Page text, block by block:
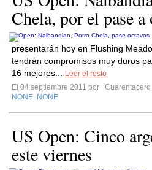
Chela, por el pase a
presentarán hoy en Flushing
tendrán compromisos muy duros
16 mejores...
Leer el resto
El 04 septiembre 2011 por
Cuarentacero
NONE NONE
US Open: Cinco
este viernes